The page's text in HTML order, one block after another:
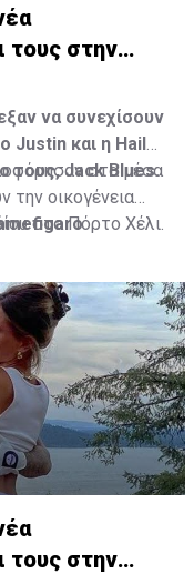
τους στην
να συνεχίσουν
Justin και η Hailey
τους, Jack Blues.
στα μέσα
την οικογένεια
στο Πόρτο Χέλι.
τους στην